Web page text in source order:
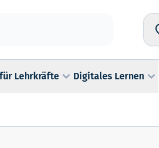
Lehrkräfte Digitales Lernen